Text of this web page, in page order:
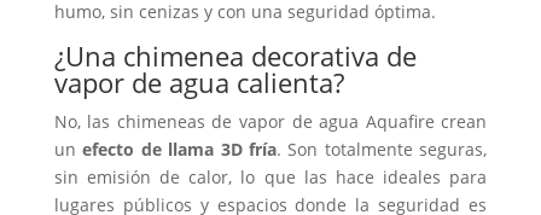
humo, sin cenizas y con una seguridad óptima.
¿Una chimenea decorativa de
vapor de agua calienta?
No, las chimeneas de vapor de agua Aquafire crean
unefecto de llama 3D fría. Son totalmente seguras,
sin emisión de calor, lo que las hace ideales para
lugares públicos y espacios donde la seguridad es